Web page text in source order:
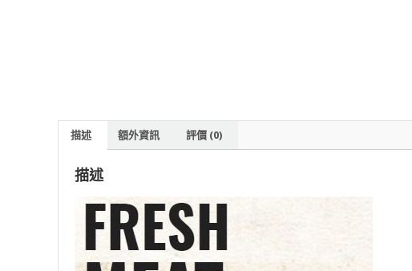
描述 額外資訊 評價 (0)
描述